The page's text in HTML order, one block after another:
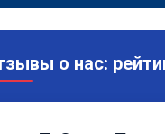
о нас: